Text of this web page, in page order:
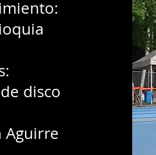
disco
Aguirre